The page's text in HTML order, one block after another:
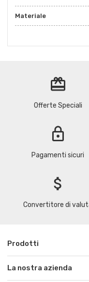
Materiale
redeem
Offerte Speciali
lock
Pagamenti sicuri
attach_money
Convertitore di
Prodotti
La nostra azienda